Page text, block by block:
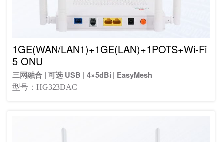
1GE(WAN/LAN1)+1GE(LAN)+1POTS+Wi-Fi
5 ONU
三网融合 | 可选 USB | 4×5dBi | EasyMesh
型号：HG323DAC